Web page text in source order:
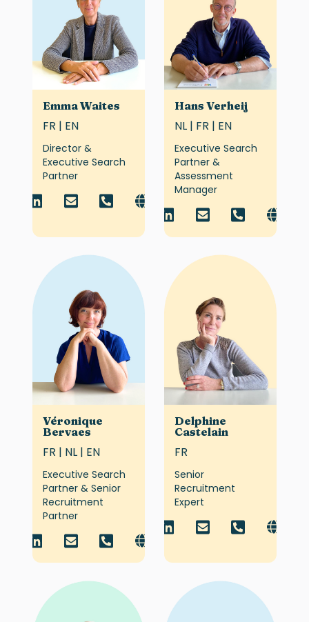
Emma Waites
FR | EN
Director &
Executive Search
Partner
Hans Verheij
NL | FR | EN
Executive Search
Partner &
Assessment
Manager
Véronique
Bervaes
FR | NL | EN
Executive Search
Partner & Senior
Recruitment
Partner
Delphine
Castelain
FR
Senior
Recruitment
Expert